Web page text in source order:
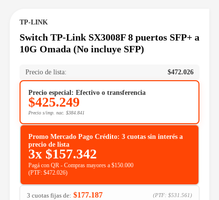
TP-LINK
Switch TP-Link SX3008F 8 puertos SFP+ a
10G Omada (No incluye SFP)
Precio de lista: $472.026
Precio especial: Efectivo o transferencia
$425.249
Precio s/imp. nac. $384.841
Promo Mercado Pago Crédito: 3 cuotas sin interés a
precio de lista
3x $157.342
Pagá con QR - Compras mayores a $150.000
(PTF: $472.026)
3 cuotas fijas de: $177.187 (PTF: $531.561 )